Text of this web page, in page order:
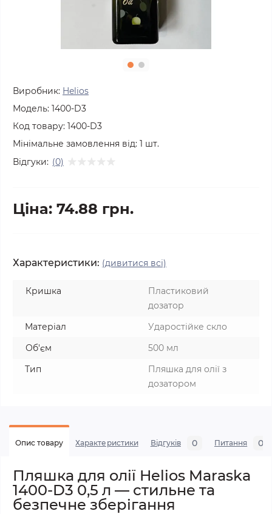
Виробник: Helios
Модель: 1400-D3
Код товару: 1400-D3
Мінімальне замовлення від: 1 шт.
Відгуки: (0)
Ціна: 74.88 грн.
Характеристики: (дивитися всі)
Кришка
Пластиковий
дозатор
Матеріал
Ударостійке скло
Об'єм
500 мл
Тип
Пляшка для олії з
дозатором
Опис товару Характеристики Відгуків 0 Питання 0
Пляшка для олії Helios Maraska
1400-D3 0,5 л — стильне та
безпечне зберігання